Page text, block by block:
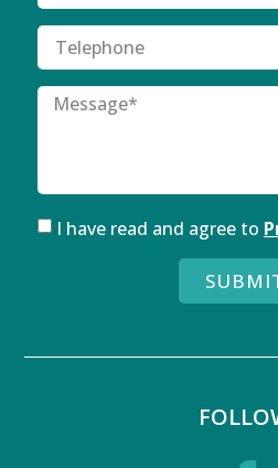
I have read and agree to